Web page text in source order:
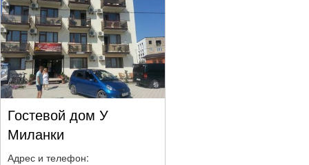
Гостевой дом У
Миланки
Адрес и телефон: